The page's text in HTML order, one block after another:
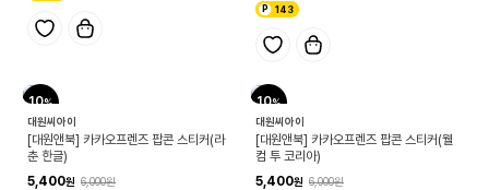
143
10
대원씨아이
[대원앤북] 카카오프렌즈 팝콘 스티커(라
춘 한글)
5,400
6,000
10
대원씨아이
[대원앤북] 카카오프렌즈 팝콘 스티커(웰
컴 투 코리아)
5,400
6,000